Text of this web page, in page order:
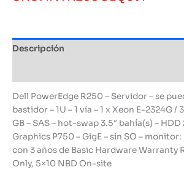
Descripción
Dell PowerEdge R250 – Servidor – se
bastidor – 1U – 1 vía – 1 x Xeon E-2324G /
GB – SAS – hot-swap 3.5″ bahía(s) – HDD
Graphics P750 – GigE – sin SO –
con 3 años de Basic Hardware Warranty
Only, 5×10 NBD On-site